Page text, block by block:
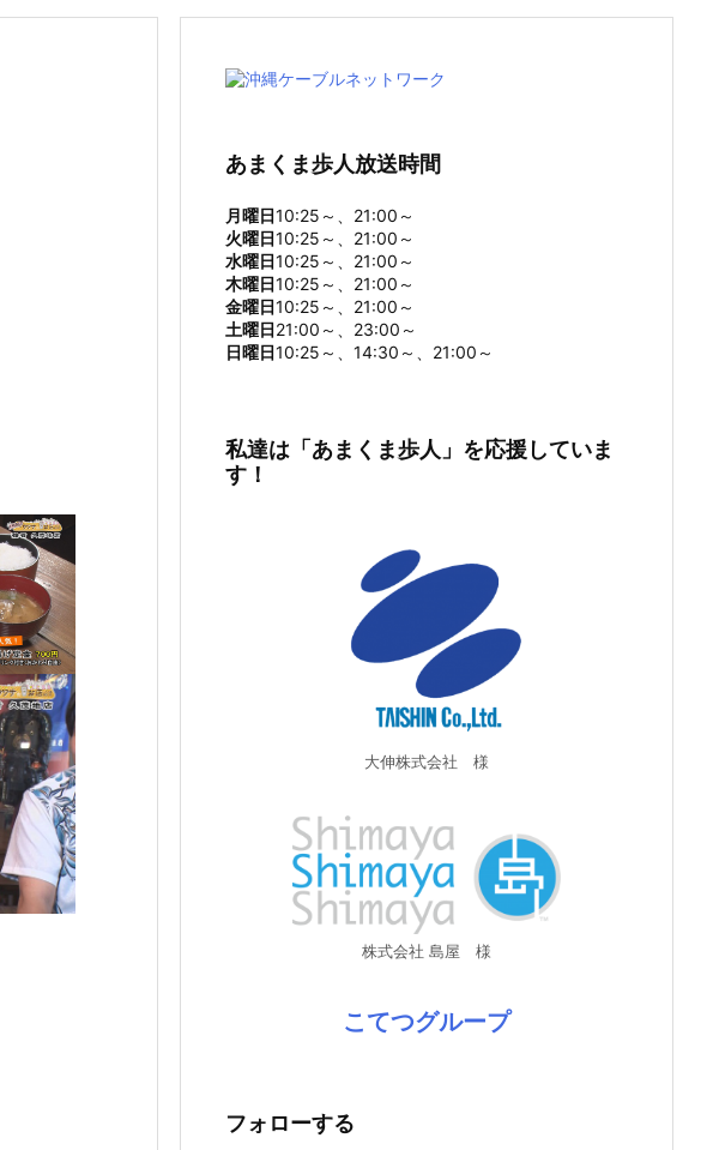
あまくま歩人放送時間
月曜日10:25～、21:00～
火曜日10:25～、21:00～
水曜日10:25～、21:00～
木曜日10:25～、21:00～
金曜日10:25～、21:00～
土曜日21:00～、23:00～
日曜日10:25～、14:30～、21:00～
私達は「あまくま歩人」を応援していま
す！
大伸株式会社 様
株式会社 島屋 様
こてつグループ
フォローする